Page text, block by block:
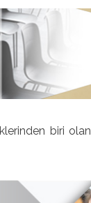
biri